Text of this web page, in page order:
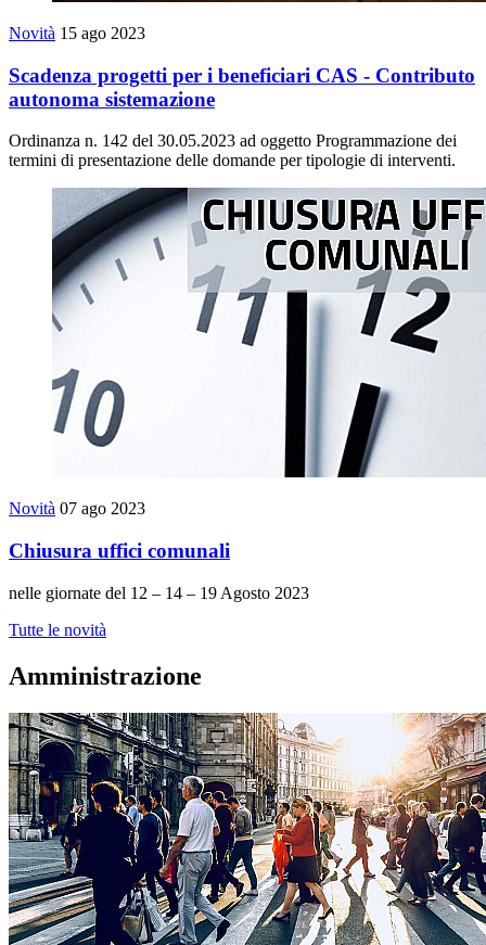
Novità 15 ago 2023
Scadenza progetti per i beneficiari CAS - Contributo
autonoma sistemazione
Ordinanza n. 142 del 30.05.2023 ad oggetto Programmazione dei
termini di presentazione delle domande per tipologie di interventi.
Novità 07 ago 2023
Chiusura uffici comunali
nelle giornate del 12 – 14 – 19 Agosto 2023
Tutte le novità
Amministrazione